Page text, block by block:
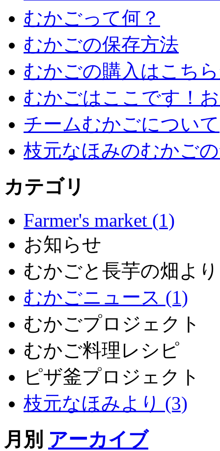
むかごって何？
むかごの保存方法
むかごの購入はこち
むかごはここです！
チームむかごについて
枝元なほみのむかご
カテゴリ
Farmer's market (1)
お知らせ
むかごと長芋の畑より
むかごニュース (1)
むかごプロジェクト
むかご料理レシピ
ピザ釜プロジェクト
枝元なほみより (3)
月別 アーカイブ